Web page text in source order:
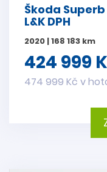
Škoda Superb
L&K DPH
2020 | 168 183 km
424 999
474 999 Kč v